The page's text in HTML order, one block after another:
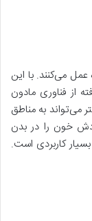
عمل می‌کنند. با این
از فناوری مادون
می‌تواند به مناطق
خون را در بدن
کاربردی است.